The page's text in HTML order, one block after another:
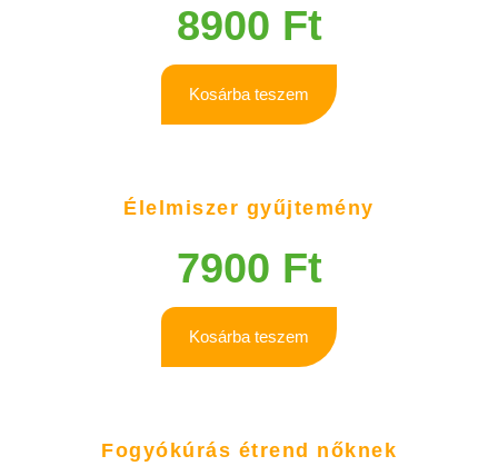
8900 Ft
Kosárba teszem
Élelmiszer gyűjtemény
7900 Ft
Kosárba teszem
Fogyókúrás étrend nőknek